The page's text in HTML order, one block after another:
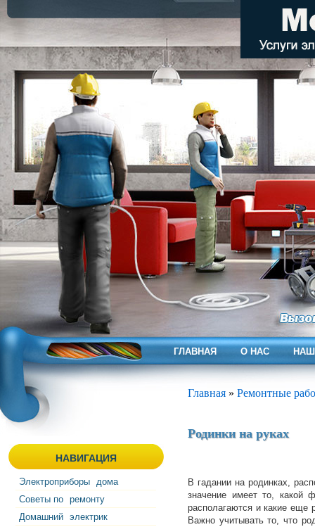
ГЛАВНАЯ О НАС
НАВИГАЦИЯ
Электроприборы дома
Советы по ремонту
Домашний электрик
Главная » Ремонтные
Родинки на руках
В гадании на родинках,
значение имеет то, какой
располагаются и какие еще
Важно учитывать то, что